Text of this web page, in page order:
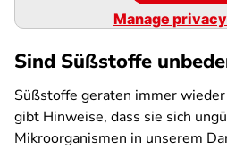
Manage
Sind Süßstoffe
Süßstoffe geraten immer
gibt Hinweise, dass sie sich
Mikroorganismen in unserem